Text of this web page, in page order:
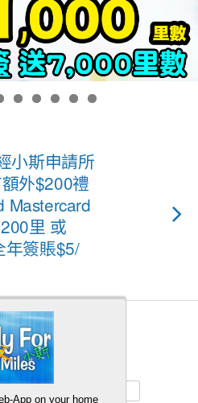
小斯申請所
外$200禮
Mastercard
里 或
年簽賬$5/
to top
App on your home